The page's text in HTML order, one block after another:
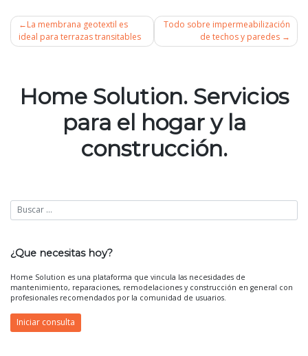
de
entradas
La membrana geotextil es
ideal para terrazas transitables
Todo sobre impermeabilización
de techos y paredes
Home Solution. Servicios
para el hogar y la
construcción.
¿Que necesitas hoy?
Home Solution es una plataforma que vincula las necesidades de
mantenimiento, reparaciones, remodelaciones y construcción en general con
profesionales recomendados por la comunidad de usuarios.
Iniciar consulta